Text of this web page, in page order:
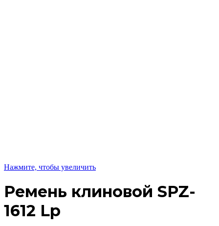
Нажмите, чтобы увеличить
Ремень клиновой SPZ-
1612 Lp